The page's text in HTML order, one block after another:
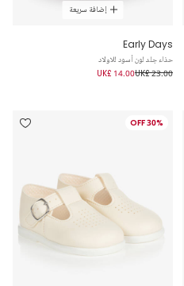
إضافة سريعة
Early Days
حذاء جلد لون أسود للاولاد
UK£ 23.00
UK£ 14.00
30% OFF